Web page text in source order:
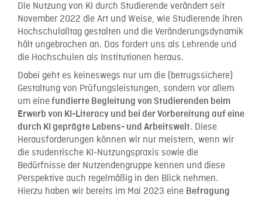
Die Nutzung von KI durch Studierende verändert seit
November 2022 die Art und Weise, wie Studierende ihren
Hochschulalltag gestalten und die Veränderungsdynamik
hält ungebrochen an. Das fordert uns als Lehrende und
die Hochschulen als Institutionen heraus.
Dabei geht es keineswegs nur um die (betrugssichere)
Gestaltung von Prüfungsleistungen, sondern vor allem
um einefundierte Begleitung von Studierenden beim
Erwerb von KI-Literacy und bei der Vorbereitung auf eine
durch KI geprägte Lebens- und Arbeitswelt. Diese
Herausforderungen können wir nur meistern, wenn wir
die studentische KI-Nutzungspraxis sowie die
Bedürfnisse der Nutzendengruppe kennen und diese
Perspektive auch regelmäßig in den Blick nehmen.
Hierzu haben wir bereits im Mai 2023 eine Befragung